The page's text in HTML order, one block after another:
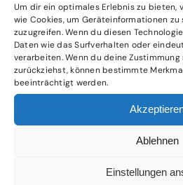
Um dir ein optimales Erlebnis zu bieten,
wie Cookies, um Geräteinformationen
zuzugreifen. Wenn du diesen
Daten wie das Surfverhalten oder
verarbeiten. Wenn du deine
zurückziehst, können bestimmte
beeinträchtigt werden.
Ablehnen
Einstellungen
CFO & COO as a Service für